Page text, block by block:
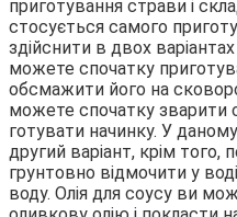
приготування страви і
стосується самого
здійснити в двох
можете спочатку
обсмажити його на
можете спочатку зварити
готувати начинку. У
другий варіант, крім того,
грунтовно відмочити у
воду. Олія для соусу ви